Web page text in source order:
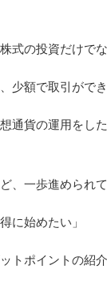
式の投資だけで
少額で取引がで
通貨の運用をし
、一歩進められて
に始めたい」
トポイントの紹